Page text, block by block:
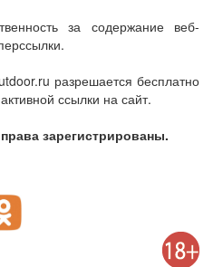
за содержание веб-
разрешается бесплатно
ссылки на сайт.
зарегистрированы.